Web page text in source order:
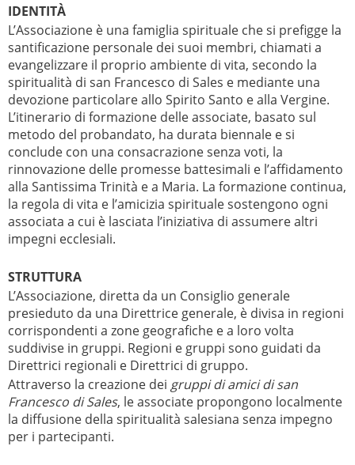
IDENTITÀ
L’Associazione è una famiglia spirituale che si prefigge la
santificazione personale dei suoi membri, chiamati a
evangelizzare il proprio ambiente di vita, secondo la
spiritualità di san Francesco di Sales e mediante una
devozione particolare allo Spirito Santo e alla Vergine.
L’itinerario di formazione delle associate, basato sul
metodo del probandato, ha durata biennale e si
conclude con una consacrazione senza voti, la
rinnovazione delle promesse battesimali e l’affidamento
alla Santissima Trinità e a Maria. La formazione continua,
la regola di vita e l’amicizia spirituale sostengono ogni
associata a cui è lasciata l’iniziativa di assumere altri
impegni ecclesiali.
STRUTTURA
L’Associazione, diretta da un Consiglio generale
presieduto da una Direttrice generale, è divisa in regioni
corrispondenti a zone geografiche e a loro volta
suddivise in gruppi. Regioni e gruppi sono guidati da
Direttrici regionali e Direttrici di gruppo.
Attraverso la creazione dei gruppi di amici di san
Francesco di Sales, le associate propongono localmente
la diffusione della spiritualità salesiana senza impegno
per i partecipanti.